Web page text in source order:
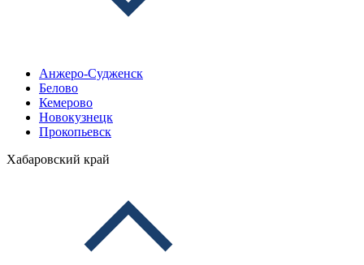
Анжеро-Судженск
Белово
Кемерово
Новокузнецк
Прокопьевск
Хабаровский край